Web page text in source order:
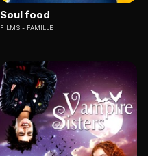
Soul food
FILMS FAMILLE